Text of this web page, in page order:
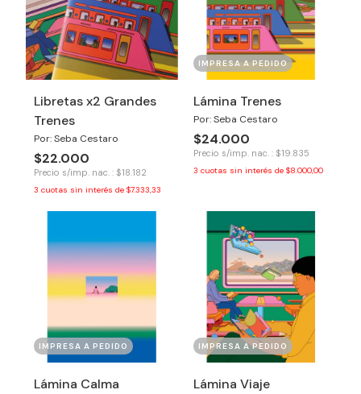
Libretas x2 Grandes
Trenes
Por: Seba Cestaro
$22.000
Precio s/imp. nac. : $18.182
3 cuotas sin interés de $7.333,33
IMPRESA A PEDIDO
Lámina Trenes
Por: Seba Cestaro
$24.000
Precio s/imp. nac. : $19.835
3 cuotas sin interés de $8.000,00
IMPRESA A PEDIDO
Lámina Calma
IMPRESA A PEDIDO
Lámina Viaje